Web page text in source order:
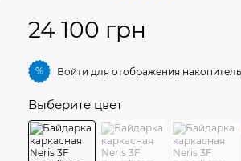
24 100 грн
% Войти для отображения
Выберите цвет